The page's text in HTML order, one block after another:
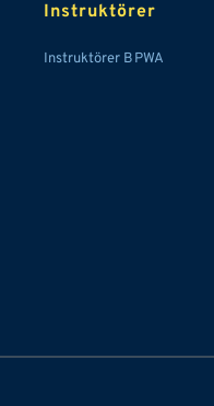
Instruktörer
Instruktörer BPWA